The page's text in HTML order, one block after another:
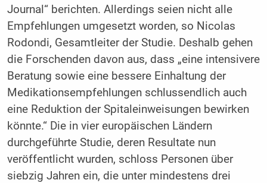
Journal“ berichten. Allerdings seien nicht alle
Empfehlungen umgesetzt worden, so Nicolas
Rodondi, Gesamtleiter der Studie. Deshalb gehen
die Forschenden davon aus, dass „eine intensivere
Beratung sowie eine bessere Einhaltung der
Medikationsempfehlungen schlussendlich auch
eine Reduktion der Spitaleinweisungen bewirken
könnte.“ Die in vier europäischen Ländern
durchgeführte Studie, deren Resultate nun
veröffentlicht wurden, schloss Personen über
siebzig Jahren ein, die unter mindestens drei